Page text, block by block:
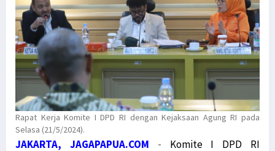
Rapat Kerja Komite I DPD RI dengan Kejaksaan Agung RI pada
Selasa (21/5/2024).
JAKARTA, JAGAPAPUA.COM - Komite I DPD RI